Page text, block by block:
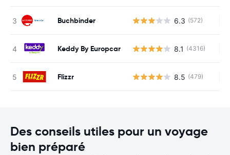
Buchbinder 6.3 (572)
Keddy By Europcar 8.1 (4316)
Flizzr 8.5 (479)
Des conseils utiles pour un voyage
bien préparé